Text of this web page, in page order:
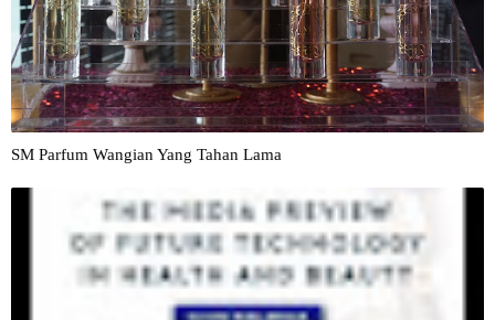
SM Parfum Wangian Yang Tahan Lama